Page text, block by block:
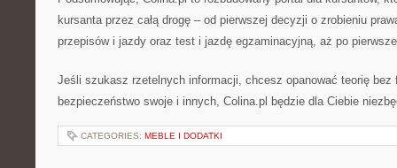
kursanta przez całą drogę – od pierwszej decyzji o zrobieniu
przepisów i jazdy oraz test i jazdę egzaminacyjną, aż po
Jeśli szukasz rzetelnych informacji, chcesz opanować teorię bez
bezpieczeństwo swoje i innych, Colina.pl będzie dla Ciebie
CATEGORIES: MEBLE I DODATKI